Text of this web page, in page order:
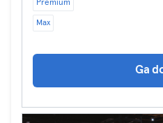
Premium
Max
Ga